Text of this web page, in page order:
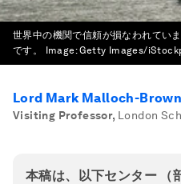
世界中の機関で信頼が損なわれてい
です。
Image:Getty Images/
Lord Mark Malloch-Brown
Visiting Professor, London
本稿は、以下センター （